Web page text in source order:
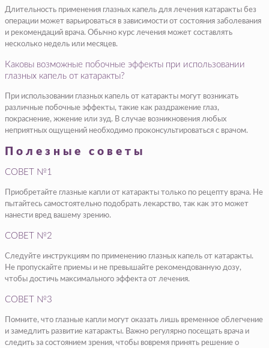
Длительность применения глазных капель для лечения катаракты без
операции может варьироваться в зависимости от состояния заболевания
и рекомендаций врача. Обычно курс лечения может составлять
несколько недель или месяцев.
Каковы возможные побочные эффекты при использовании
глазных капель от катаракты?
При использовании глазных капель от катаракты могут возникать
различные побочные эффекты, такие как раздражение глаз,
покраснение, жжение или зуд. В случае возникновения любых
неприятных ощущений необходимо проконсультироваться с врачом.
Полезные советы
СОВЕТ №1
Приобретайте глазные капли от катаракты только по рецепту врача. Не
пытайтесь самостоятельно подобрать лекарство, так как это может
нанести вред вашему зрению.
СОВЕТ №2
Следуйте инструкциям по применению глазных капель от катаракты.
Не пропускайте приемы и не превышайте рекомендованную дозу,
чтобы достичь максимального эффекта от лечения.
СОВЕТ №3
Помните, что глазные капли могут оказать лишь временное облегчение
и замедлить развитие катаракты. Важно регулярно посещать врача и
следить за состоянием зрения, чтобы вовремя принять решение о